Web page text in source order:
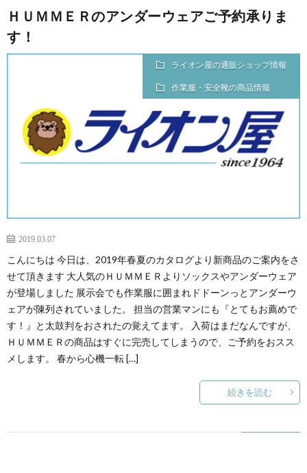
ＨＵＭＭＥＲのアンダーウェアご予約承りま
す！
ライオン屋の通販ショップ情報
作業服・安全靴の商品情報
2019.03.07
こんにちは 今日は、2019年春夏のカタログより新商品のご案内をさ
せて頂きます 大人気のＨＵＭＭＥＲよりソックスやアンダーウェア
が登場しました 展示会でも作業服に囲まれドドーンっとアンダーウ
ェアが陳列されていました。 担当の営業マンにも『とてもお薦めで
す！』と太鼓判をおされたの覚えてます。 入荷はまだなんですが、
ＨＵＭＭＥＲの商品はすぐに完売してしまうので、ご予約をおスス
メします。 春から心機一転 […]
続きを読む